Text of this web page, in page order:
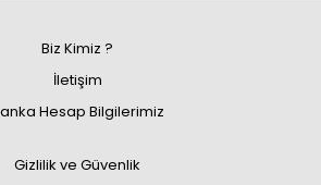
Biz Kimiz ?
İletişim
Hesap Bilgilerimiz
Gizlilik ve Güvenlik